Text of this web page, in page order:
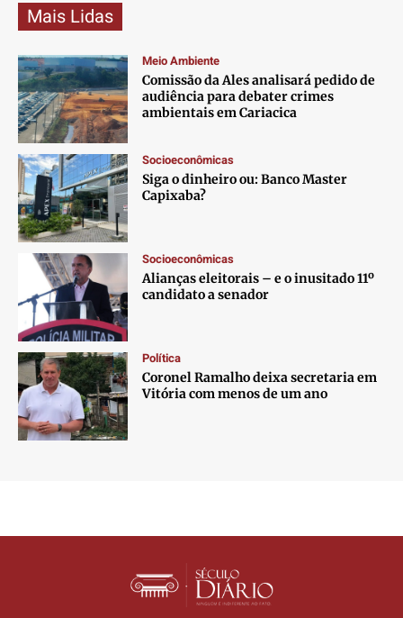
Mais Lidas
Meio Ambiente
Comissão da Ales analisará pedido de
audiência para debater crimes
ambientais em Cariacica
Socioeconômicas
Siga o dinheiro ou: Banco Master
Capixaba?
Socioeconômicas
Alianças eleitorais – e o inusitado 11º
candidato a senador
Política
Coronel Ramalho deixa secretaria em
Vitória com menos de um ano